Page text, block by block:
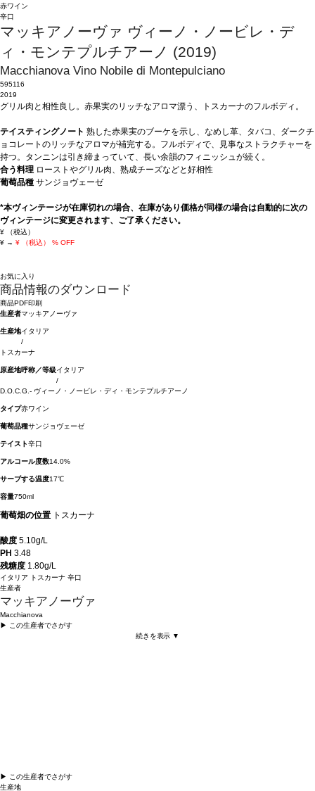
赤ワイン
辛口
マッキアノーヴァ ヴィーノ・ノービレ・デ
ィ・モンテプルチアーノ (2019)
Macchianova Vino Nobile di Montepulciano
595116
2019
グリル肉と相性良し。赤果実のリッチなアロマ漂う、トスカーナのフルボディ。
テイスティングノート 熟した赤果実のブーケを示し、なめし革、タバコ、ダークチ
ョコレートのリッチなアロマが補完する。フルボディで、見事なストラクチャーを
持つ。タンニンは引き締まっていて、長い余韻のフィニッシュが続く。
合う料理 ローストやグリル肉、熟成チーズなどと好相性
葡萄品種 サンジョヴェーゼ
*本ヴィンテージが在庫切れの場合、在庫があり価格が同様の場合は自動的に次の
ヴィンテージに変更されます、ご了承ください。
¥
（税込）
¥ → ¥ （税込） % OFF
お気に入り
商品情報のダウンロード
商品PDF印刷
生産者マッキアノーヴァ
生産地イタリア
/
トスカーナ
原産地呼称／等級イタリア
/
D.O.C.G.- ヴィーノ・ノービレ・ディ・モンテプルチアーノ
タイプ赤ワイン
葡萄品種サンジョヴェーゼ
テイスト辛口
アルコール度数14.0%
サーブする温度17℃
容量750ml
葡萄畑の位置 トスカーナ
酸度 5.10g/L
PH 3.48
残糖度 1.80g/L
イタリア トスカーナ 辛口
生産者
マッキアノーヴァ
Macchianova
▶︎ この生産者でさがす
続きを表示 ▼
▶︎ この生産者でさがす
生産地